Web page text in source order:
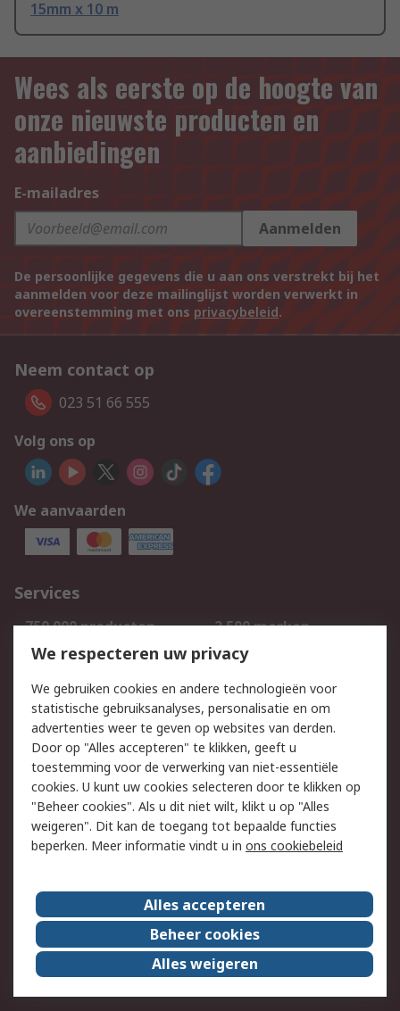
15mm x 10 m
Wees als eerste op de hoogte van
onze nieuwste producten en
aanbiedingen
E-mailadres
Aanmelden
De persoonlijke gegevens die u aan ons verstrekt bij het
aanmelden voor deze mailinglijst worden verwerkt in
overeenstemming met ons privacybeleid.
Neem contact op
023 51 66 555
Volg ons op
We aanvaarden
Services
750.000 producten
2.500 merken
Bestellen
Inkoopoplossingen
Track & Trace
Wettelijk
Cookiebeleid
Email veiligheid
Privacybeleid
Websitevoorwaarden
Algemene
verkoopvoorwaarden
Over RS
RS Group
Over ons
RS wereldwijd
Werken bij RS
ESG
We respecteren uw privacy
We gebruiken cookies en andere technologieën voor
statistische gebruiksanalyses, personalisatie en om
advertenties weer te geven op websites van derden.
Door op "Alles accepteren" te klikken, geeft u
toestemming voor de verwerking van niet-essentiële
cookies. U kunt uw cookies selecteren door te klikken op
"Beheer cookies". Als u dit niet wilt, klikt u op "Alles
weigeren". Dit kan de toegang tot bepaalde functies
beperken. Meer informatie vindt u in ons cookiebeleid
Alles accepteren
Beheer cookies
Alles weigeren